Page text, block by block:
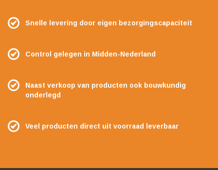
Snelle levering door eigen bezorgingscapaciteit
Control gelegen in Midden-Nederland
Naast verkoop van producten ook bouwkundig
onderlegd
Veel producten direct uit voorraad leverbaar